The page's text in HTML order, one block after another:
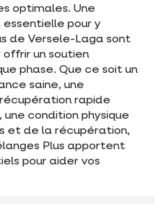
optimales. Une
pour y
de Versele-Laga sont
un soutien
phase. Que ce soit un
saine, une
rapide
condition physique
et de la récupération,
Plus apportent
pour aider vos